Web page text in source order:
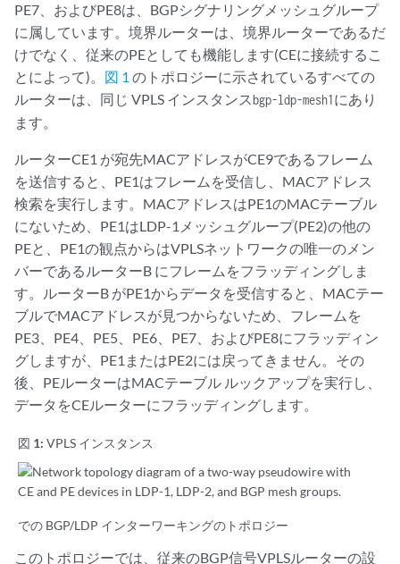
PE7、およびPE8は、BGPシグナリングメッシュグループ
に属しています。境界ルーターは、境界ルーターであるだ
けでなく、従来のPEとしても機能します(CEに接続するこ
とによって)。 図 1 のトポロジーに示されているすべての
ルーターは、同じ VPLS インスタンスbgp-ldp-mesh1にあり
ます。
ルーターCE1 が宛先MACアドレスがCE9であるフレーム
を送信すると、PE1はフレームを受信し、MACアドレス
検索を実行します。MACアドレスはPE1のMACテーブル
にないため、PE1はLDP-1メッシュグループ(PE2)の他の
PEと、PE1の観点からはVPLSネットワークの唯一のメン
バーであるルーターB にフレームをフラッディングしま
す。ルーターB がPE1からデータを受信すると、MACテー
ブルでMACアドレスが見つからないため、フレームを
PE3、PE4、PE5、PE6、PE7、およびPE8にフラッディン
グしますが、PE1またはPE2には戻ってきません。その
後、PEルーターはMACテーブル ルックアップを実行し、
データをCEルーターにフラッディングします。
図 1: VPLS インスタンス
での BGP/LDP インターワーキングのトポロジー
このトポロジーでは、従来のBGP信号VPLSルーターの設